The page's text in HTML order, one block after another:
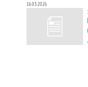
16.03.2026